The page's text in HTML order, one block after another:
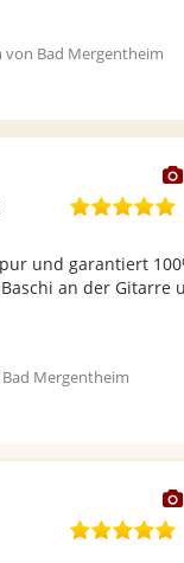
von Bad Mergentheim
5
und garantiert
an der Gitarre
Mergentheim